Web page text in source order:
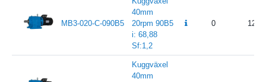
MB3-020-C-090B5
40mm
20rpm 90B5
i: 68,88
Sf:1,2
0 12
Kuggväxel
40mm